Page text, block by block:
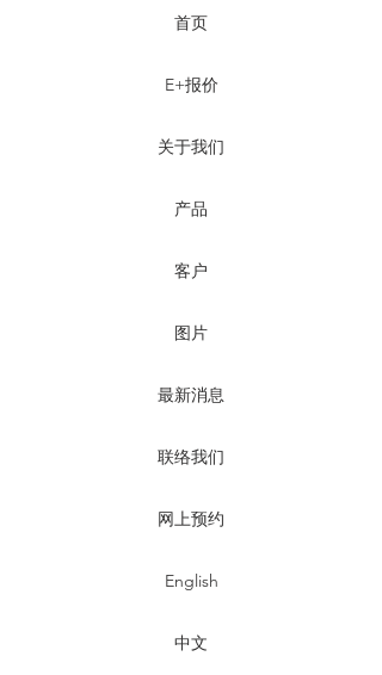
首页
E+报价
关于我们
产品
客户
图片
最新消息
联络我们
网上预约
English
中文